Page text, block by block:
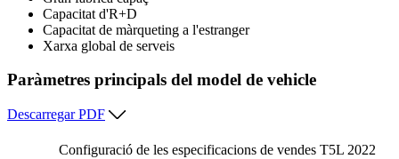
Capacitat d'R+D
Capacitat de màrqueting a l'estranger
Xarxa global de serveis
Paràmetres principals del model de vehicle
Descarregar PDF
Configuració de les especificacions de vendes T5L 2022